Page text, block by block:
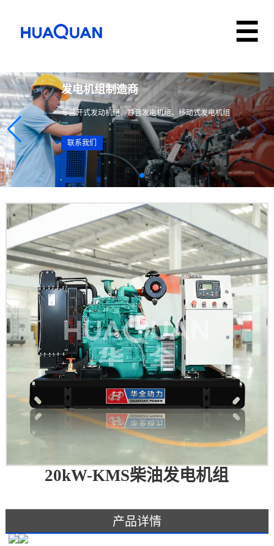
发电机组制造商
专营开式发动机组、静音发电机组、移动式发电机组
联系我们
20kW-KMS柴油发电机组
产品详情